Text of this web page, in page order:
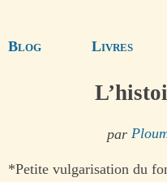
Blog Livres
par
*Petite vulgarisation du